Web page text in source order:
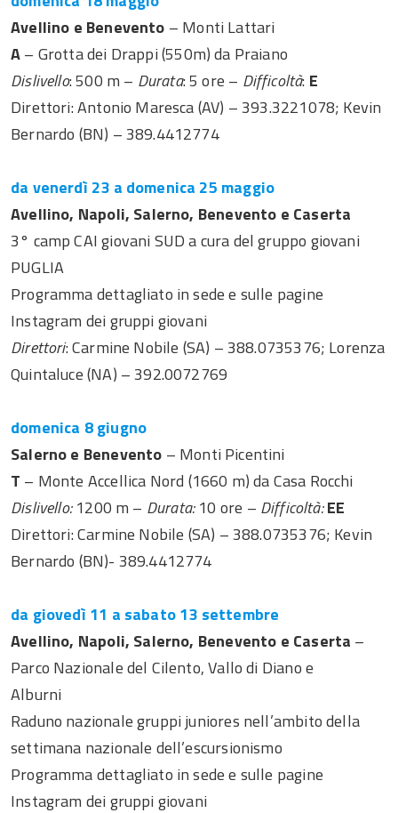
Avellino e Benevento – Monti Lattari
A– Grotta dei Drappi (550m) da Praiano
Dislivello: 500 m – Durata: 5 ore – Difficoltà: E
Direttori: Antonio Maresca (AV) – 393.3221078; Kevin
Bernardo (BN) – 389.4412774
da venerdì 23 a domenica 25 maggio
Avellino, Napoli, Salerno, Benevento e Caserta
3° camp CAI giovani SUD a cura del gruppo giovani
PUGLIA
Programma dettagliato in sede e sulle pagine
Instagram dei gruppi giovani
Direttori: Carmine Nobile (SA) – 388.0735376; Lorenza
Quintaluce (NA) – 392.0072769
domenica 8 giugno
Salerno e Benevento – Monti Picentini
T – Monte Accellica Nord (1660 m) da Casa Rocchi
Dislivello:1200 m – Durata:10 ore – Difficoltà:EE
Direttori: Carmine Nobile (SA) – 388.0735376; Kevin
Bernardo (BN)- 389.4412774
da giovedì 11 a sabato 13 settembre
Avellino, Napoli, Salerno, Benevento e Caserta –
Parco Nazionale del Cilento, Vallo di Diano e
Alburni
Raduno nazionale gruppi juniores nell’ambito della
settimana nazionale dell’escursionismo
Programma dettagliato in sede e sulle pagine
Instagram dei gruppi giovani